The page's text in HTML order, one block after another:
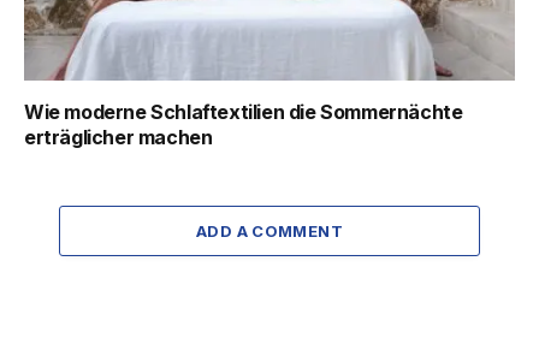
Wie moderne Schlaftextilien die Sommernächte
erträglicher machen
ADD A COMMENT